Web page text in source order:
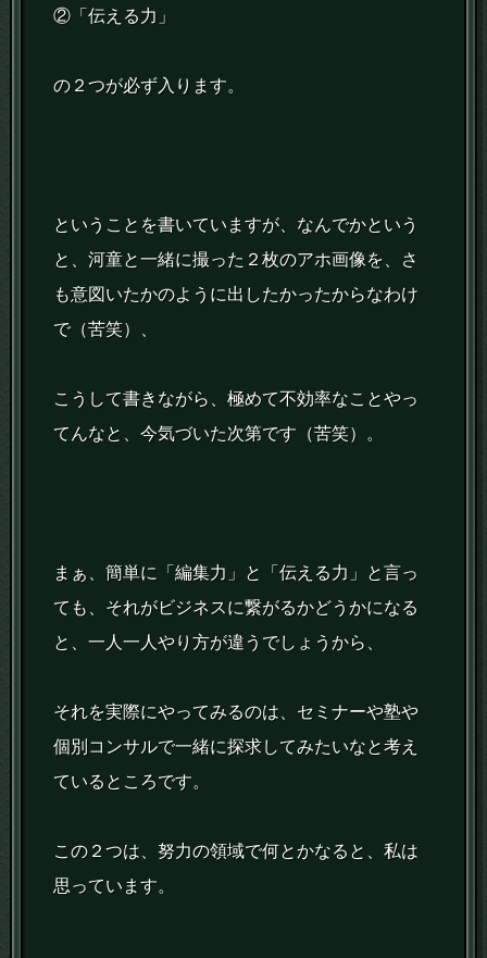
②「伝える力」
の２つが必ず入ります。
ということを書いていますが、なんでかという
と、河童と一緒に撮った２枚のアホ画像を、さ
も意図いたかのように出したかったからなわけ
で（苦笑）、
こうして書きながら、極めて不効率なことやっ
てんなと、今気づいた次第です（苦笑）。
まぁ、簡単に「編集力」と「伝える力」と言っ
ても、それがビジネスに繋がるかどうかになる
と、一人一人やり方が違うでしょうから、
それを実際にやってみるのは、セミナーや塾や
個別コンサルで一緒に探求してみたいなと考え
ているところです。
この２つは、努力の領域で何とかなると、私は
思っています。